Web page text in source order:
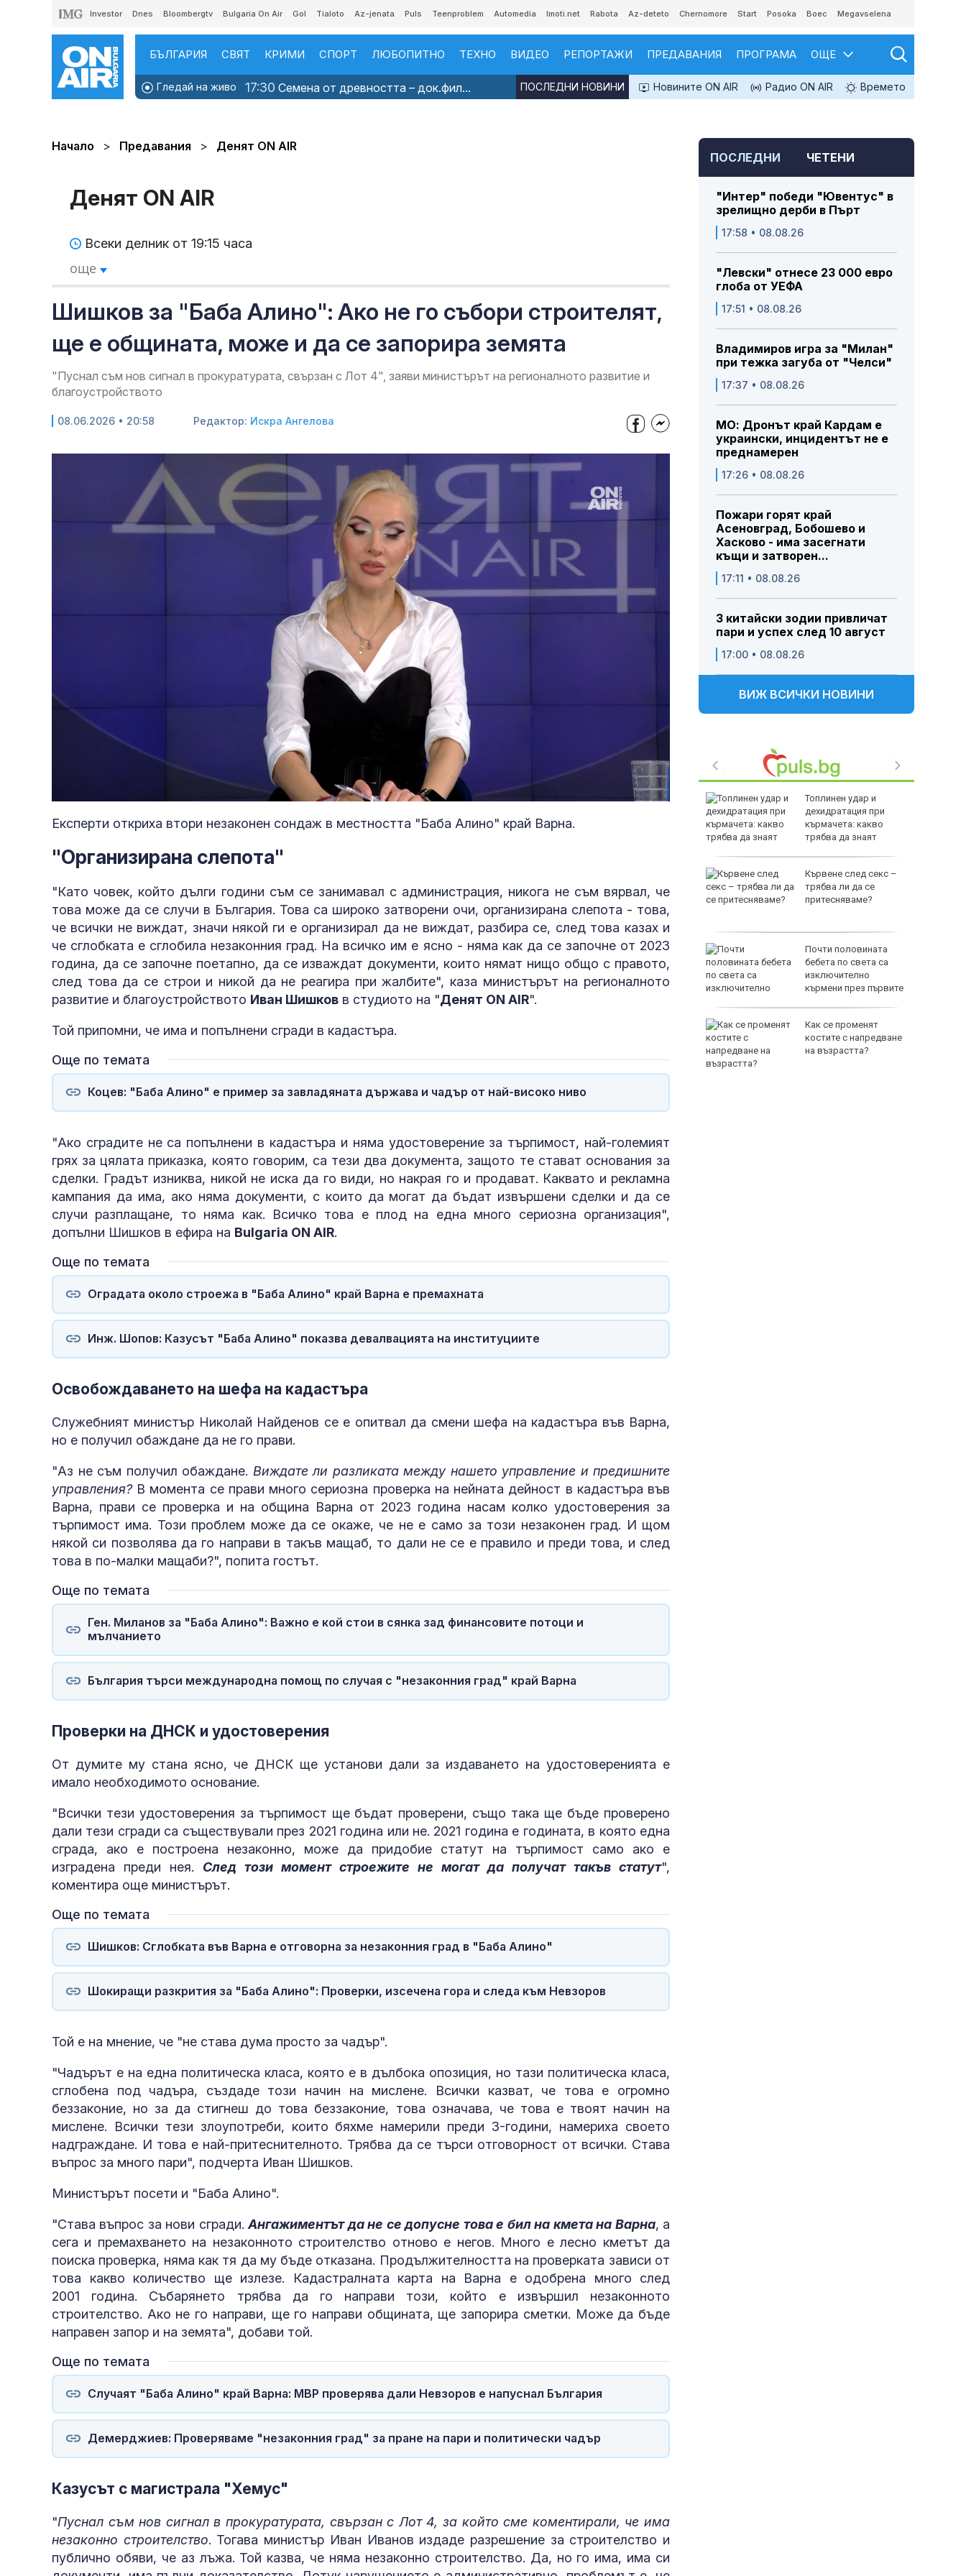
Investor Dnes Bloombergtv Bulgaria On Air Gol Tialoto Az-jenata Puls Teenproblem Automedia Imoti.net Rabota Az-deteto Chernomore Start Posoka Boec Megavselena
БЪЛГАРИЯ СВЯТ КРИМИ СПОРТ ЛЮБОПИТНО ТЕХНО ВИДЕО РЕПОРТАЖИ ПРЕДАВАНИЯ ПРОГРАМА ОЩЕ
Гледай на живо 17:30 Семена от древността – док.фил... Новините ON AIR Радио ON AIR Времето
ПОСЛЕДНИ НОВИНИ
Начало Предавания Денят ON AIR
Денят ON AIR
Всеки делник от 19:15 часа
още
Шишков за "Баба Алино": Ако не го събори строителят,
ще е общината, може и да се запорира земята
"Пуснал съм нов сигнал в прокуратурата, свързан с Лот 4", заяви министърът на регионалното развитие и
благоустройството
08.06.2026 • 20:58 Редактор: Искра Ангелова
Експерти откриха втори незаконен сондаж в местността "Баба Алино" край Варна.
"Организирана слепота"
"Като човек, който дълги години съм се занимавал с администрация, никога не съм вярвал, че
това може да се случи в България. Това са широко затворени очи, организирана слепота - това,
че всички не виждат, значи някой ги е организирал да не виждат, разбира се, след това казах и
че сглобката е сглобила незаконния град. На всичко им е ясно - няма как да се започне от 2023
година, да се започне поетапно, да се изваждат документи, които нямат нищо общо с правото,
след това да се строи и никой да не реагира при жалбите", каза министърът на регионалното
развитие и благоустройството Иван Шишков в студиото на "Денят ON AIR".
Той припомни, че има и попълнени сгради в кадастъра.
Още по темата
Коцев: "Баба Алино" е пример за завладяната държава и чадър от най-високо ниво
"Ако сградите не са попълнени в кадастъра и няма удостоверение за търпимост, най-големият
грях за цялата приказка, която говорим, са тези два документа, защото те стават основания за
сделки. Градът изниква, никой не иска да го види, но накрая го и продават. Каквато и рекламна
кампания да има, ако няма документи, с които да могат да бъдат извършени сделки и да се
случи разплащане, то няма как. Всичко това е плод на една много сериозна организация",
допълни Шишков в ефира на Bulgaria ON AIR.
Още по темата
Оградата около строежа в "Баба Алино" край Варна е премахната
Инж. Шопов: Казусът "Баба Алино" показва девалвацията на институциите
Освобождаването на шефа на кадастъра
Служебният министър Николай Найденов се е опитвал да смени шефа на кадастъра във Варна,
но е получил обаждане да не го прави.
"Аз не съм получил обаждане. Виждате ли разликата между нашето управление и предишните
управления? В момента се прави много сериозна проверка на нейната дейност в кадастъра във
Варна, прави се проверка и на община Варна от 2023 година насам колко удостоверения за
търпимост има. Този проблем може да се окаже, че не е само за този незаконен град. И щом
някой си позволява да го направи в такъв мащаб, то дали не се е правило и преди това, и след
това в по-малки мащаби?", попита гостът.
Още по темата
Ген. Миланов за "Баба Алино": Важно е кой стои в сянка зад финансовите потоци и
мълчанието
България търси международна помощ по случая с "незаконния град" край Варна
Проверки на ДНСК и удостоверения
От думите му стана ясно, че ДНСК ще установи дали за издаването на удостоверенията е
имало необходимото основание.
"Всички тези удостоверения за търпимост ще бъдат проверени, също така ще бъде проверено
дали тези сгради са съществували през 2021 година или не. 2021 година е годината, в която една
сграда, ако е построена незаконно, може да придобие статут на търпимост само ако е
изградена преди нея. След този момент строежите не могат да получат такъв статут",
коментира още министърът.
Още по темата
Шишков: Сглобката във Варна е отговорна за незаконния град в "Баба Алино"
Шокиращи разкрития за "Баба Алино": Проверки, изсечена гора и следа към Невзоров
Той е на мнение, че "не става дума просто за чадър".
"Чадърът е на една политическа класа, която е в дълбока опозиция, но тази политическа класа,
сглобена под чадъра, създаде този начин на мислене. Всички казват, че това е огромно
беззаконие, но за да стигнеш до това беззаконие, това означава, че това е твоят начин на
мислене. Всички тези злоупотреби, които бяхме намерили преди 3-години, намериха своето
надграждане. И това е най-притеснителното. Трябва да се търси отговорност от всички. Става
въпрос за много пари", подчерта Иван Шишков.
Министърът посети и "Баба Алино".
"Става въпрос за нови сгради.Ангажиментът да не се допусне това е бил на кмета на Варна, а
сега и премахването на незаконното строителство отново е негов. Много е лесно кметът да
поиска проверка, няма как тя да му бъде отказана. Продължителността на проверката зависи от
това какво количество ще излезе. Кадастралната карта на Варна е одобрена много след
2001 година. Събарянето трябва да го направи този, който е извършил незаконното
строителство. Ако не го направи, ще го направи общината, ще запорира сметки. Може да бъде
направен запор и на земята", добави той.
Още по темата
Случаят "Баба Алино" край Варна: МВР проверява дали Невзоров е напуснал България
Демерджиев: Проверяваме "незаконния град" за пране на пари и политически чадър
Казусът с магистрала "Хемус"
"Пуснал съм нов сигнал в прокуратурата, свързан с Лот 4, за който сме коментирали, че има
незаконно строителство. Тогава министър Иван Иванов издаде разрешение за строителство и
публично обяви, че аз лъжа. Той казва, че няма незаконно строителство. Да, но го има, има си
ПОСЛЕДНИ ЧЕТЕНИ
"Интер" победи "Ювентус" в
зрелищно дерби в Пърт
17:58 • 08.08.26
"Левски" отнесе 23 000 евро
глоба от УЕФА
17:51 • 08.08.26
Владимиров игра за "Милан"
при тежка загуба от "Челси"
17:37 • 08.08.26
МО: Дронът край Кардам е
украински, инцидентът не е
преднамерен
17:26 • 08.08.26
Пожари горят край
Асеновград, Бобошево и
Хасково - има засегнати
къщи и затворен...
17:11 • 08.08.26
3 китайски зодии привличат
пари и успех след 10 август
17:00 • 08.08.26
ВИЖ ВСИЧКИ НОВИНИ
Христо Гаджев: Да
контрола по
плажовете: Дронове
следят за незаконни
чадъри и ограничен достъп
Рецептата Dnes:
Бананов кекс с
умишлен инцидент
Топлинен удар и
дехидратация при
кърмачета: какво
трябва да знаят
Кървене след секс –
трябва ли да се
притесняваме?
Почти половината
бебета по света са
изключително
кърмени през първите
Как се променят
костите с напредване
на възрастта?